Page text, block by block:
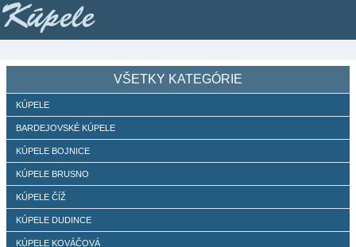
Kúpele
VŠETKY KATEGÓRIE
KÚPELE
BARDEJOVSKÉ KÚPELE
KÚPELE BOJNICE
KÚPELE BRUSNO
KÚPELE ČÍŽ
KÚPELE DUDINCE
KÚPELE KOVÁČOVÁ